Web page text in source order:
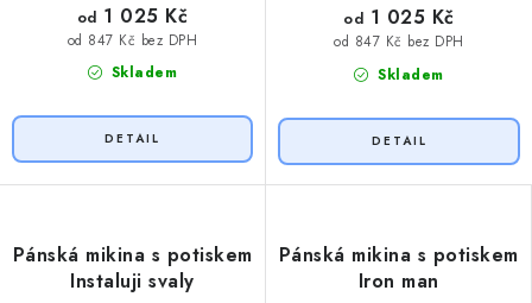
Skladem
od 847 Kč bez DPH
od 1 025 Kč
Skladem
od 847 Kč bez DPH
od 1 025 Kč
Pánská mikina s potiskem
Instaluji svaly
Pánská mikina s potiskem
Iron man